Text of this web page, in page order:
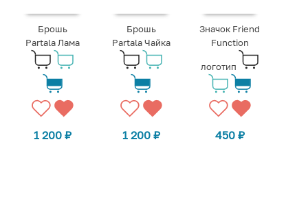
Брошь
Partala Лама
1 200₽
Брошь
Partala Чайка
1 200 ₽
Значок Friend
Function
логотип
450 ₽